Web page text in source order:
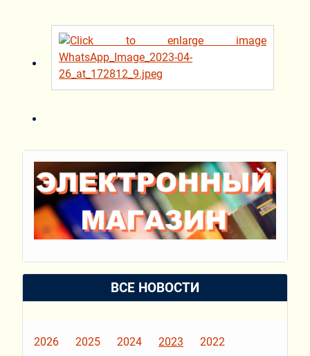
ВСЕ НОВОСТИ
2026 2025 2024 2023 2022